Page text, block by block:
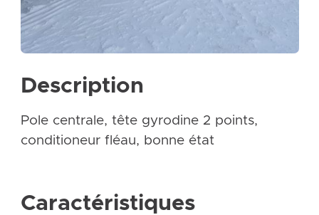
Description
Pole centrale, tête gyrodine 2 points,
conditioneur fléau, bonne état
Caractéristiques